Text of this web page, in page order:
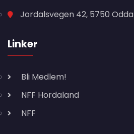
Jordalsvegen 42, 5750 Odda
Linker
Bli Medlem!
NFF Hordaland
NFF